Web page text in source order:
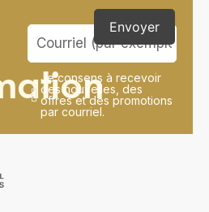
Je consens à recevoir
des nouvelles, des
offres et des promotions
par courriel.
Envoyer